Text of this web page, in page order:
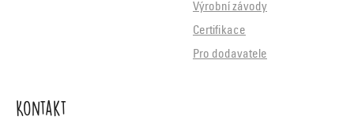
Výrobní závody
Certifikace
Pro dodavatele
Kontakt